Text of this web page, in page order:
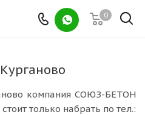
0
компания СОЮЗ-БЕТОН
только набрать по тел.: